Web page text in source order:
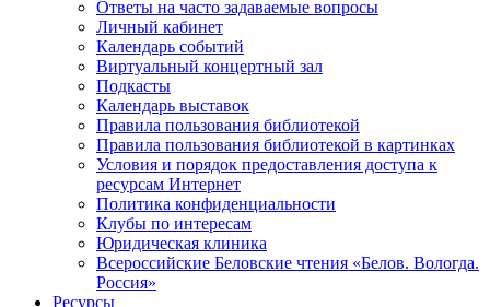
Ответы на часто задаваемые вопросы
Личный кабинет
Календарь событий
Виртуальный концертный зал
Подкасты
Календарь выставок
Правила пользования библиотекой
Правила пользования библиотекой в картинках
Условия и порядок предоставления доступа к
ресурсам Интернет
Политика конфиденциальности
Клубы по интересам
Юридическая клиника
Всероссийские Беловские чтения «Белов. Вологда.
Россия»
Ресурсы